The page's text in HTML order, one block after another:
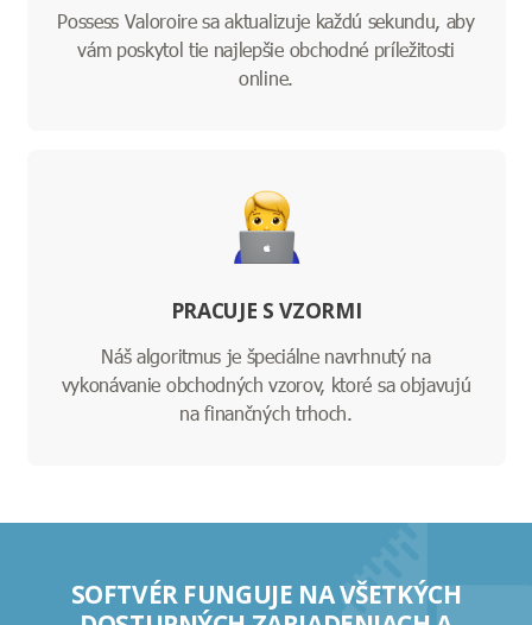
Possess Valoroire sa aktualizuje každú sekundu, aby
vám poskytol tie najlepšie obchodné príležitosti
online.
PRACUJE S VZORMI
Náš algoritmus je špeciálne navrhnutý na
vykonávanie obchodných vzorov, ktoré sa objavujú
na finančných trhoch.
SOFTVÉR FUNGUJE NA VŠETKÝCH